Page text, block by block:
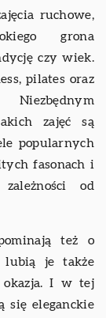
ruchowe,
grona
czy wiek.
pilates oraz
zajęć są
popularnych
fasonach i
od
też o
lubią je także
okazja. I w tej
się eleganckie